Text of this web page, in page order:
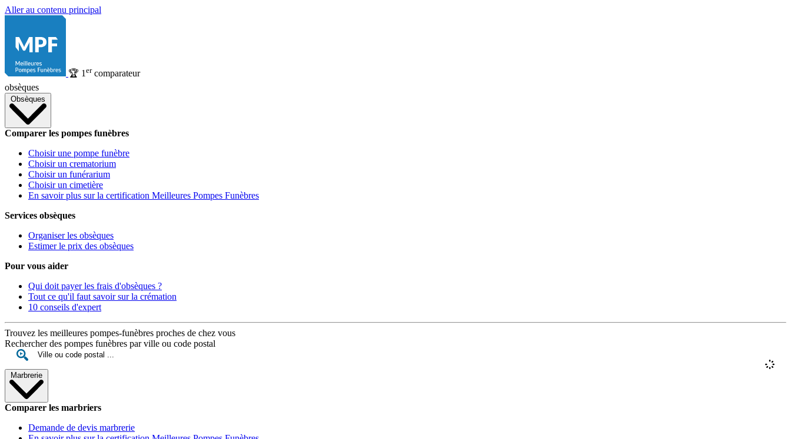
Aller au contenu principal
🏆 1 ercomparateur
obsèques
Obsèques
Comparer les pompes funèbres
Choisir une pompe funèbre
Choisir un crematorium
Choisir un funérarium
Choisir un cimetière
En savoir plus sur la certification Meilleures Pompes Funèbres
Services obsèques
Organiser les obsèques
Estimer le prix des obsèques
Pour vous aider
Qui doit payer les frais d'obsèques ?
Tout ce qu'il faut savoir sur la crémation
10 conseils d'expert
Trouvez les meilleures pompes-funèbres proches de chez vous
Rechercher des pompes funèbres par ville ou code postal
Marbrerie
Comparer les marbriers
Demande de devis marbrerie